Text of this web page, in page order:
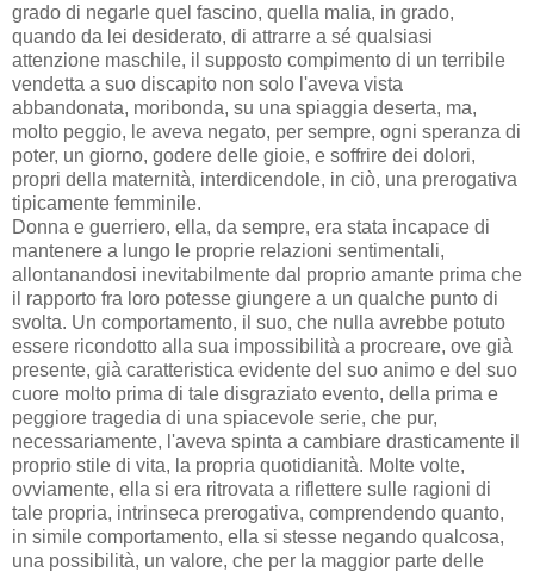
grado di negarle quel fascino, quella malia, in grado,
quando da lei desiderato, di attrarre a sé qualsiasi
attenzione maschile, il supposto compimento di un terribile
vendetta a suo discapito non solo l'aveva vista
abbandonata, moribonda, su una spiaggia deserta, ma,
molto peggio, le aveva negato, per sempre, ogni speranza di
poter, un giorno, godere delle gioie, e soffrire dei dolori,
propri della maternità, interdicendole, in ciò, una prerogativa
tipicamente femminile.
Donna e guerriero, ella, da sempre, era stata incapace di
mantenere a lungo le proprie relazioni sentimentali,
allontanandosi inevitabilmente dal proprio amante prima che
il rapporto fra loro potesse giungere a un qualche punto di
svolta. Un comportamento, il suo, che nulla avrebbe potuto
essere ricondotto alla sua impossibilità a procreare, ove già
presente, già caratteristica evidente del suo animo e del suo
cuore molto prima di tale disgraziato evento, della prima e
peggiore tragedia di una spiacevole serie, che pur,
necessariamente, l'aveva spinta a cambiare drasticamente il
proprio stile di vita, la propria quotidianità. Molte volte,
ovviamente, ella si era ritrovata a riflettere sulle ragioni di
tale propria, intrinseca prerogativa, comprendendo quanto,
in simile comportamento, ella si stesse negando qualcosa,
una possibilità, un valore, che per la maggior parte delle